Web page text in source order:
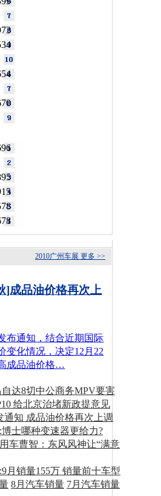
更多 >>
2010广州车展
]成品油价格再次上
布通知，结合近期国际
变化情况，决定12月22
成品油价格…
达8切中公商务MPV要害
给北京治堵新政提意见
通知 成品油价格再次上调
士哪种变速器更给力?
车曹智：东风风神让“满意
月销量155万 销量前十车型
8月汽车销量 7月汽车销量